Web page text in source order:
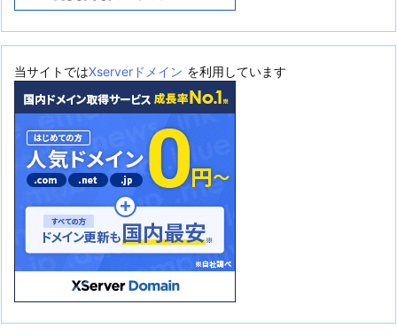
当サイトではXserverドメイン を利用しています